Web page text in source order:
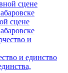
сцене
и единство